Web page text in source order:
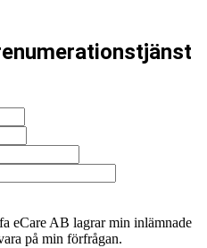
eCare AB lagrar min inlämnade
på min förfrågan.